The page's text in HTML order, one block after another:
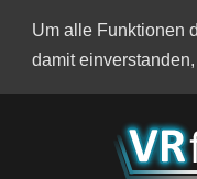
Um alle Funktionen
damit